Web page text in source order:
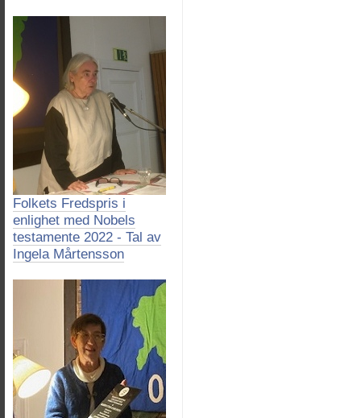
Folkets Fredspris i
enlighet med Nobels
testamente 2022 - Tal av
Ingela Mårtensson